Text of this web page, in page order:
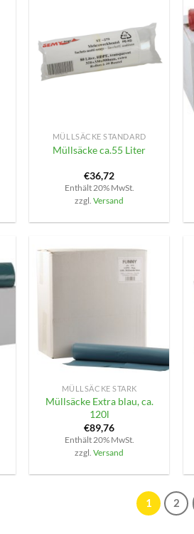
MÜLLSÄCKE STANDARD
Müllsäcke ca.55 Liter
€36,72
Enthält 20% MwSt.
zzgl.Versand
MÜLLSÄCKE STARK
Müllsäcke Extra blau, ca.
120l
€89,76
Enthält 20% MwSt.
zzgl.Versand
1 2